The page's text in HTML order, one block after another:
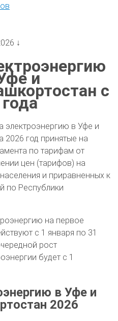
↓
и
с
электроэнергию в Уфе и
2026 год принятые на
по тарифам от
цен (тарифов) на
и приравненных к
по Республики
на первое
с 1 января по 31
рост
будет с 1
в Уфе и
2026